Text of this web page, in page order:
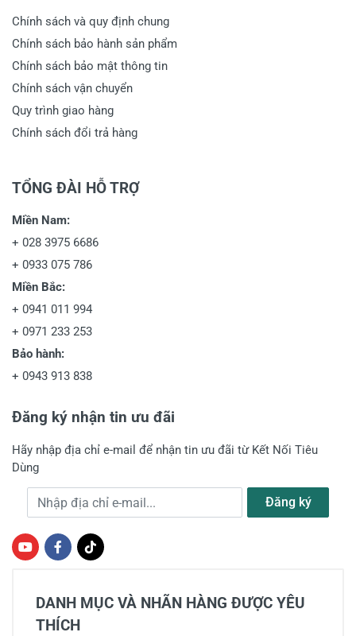
Chính sách và quy định chung
Chính sách bảo hành sản phẩm
Chính sách bảo mật thông tin
Chính sách vận chuyển
Quy trình giao hàng
Chính sách đổi trả hàng
TỔNG ĐÀI HỖ TRỢ
Miền Nam:
+ 028 3975 6686
+ 0933 075 786
Miền Bắc:
+ 0941 011 994
+ 0971 233 253
Bảo hành:
+ 0943 913 838
Đăng ký nhận tin ưu đãi
Hãy nhập địa chỉ e-mail để nhận tin ưu đãi từ Kết Nối Tiêu
Dùng
Địa chỉ e-mail Đăng ký
DANH MỤC VÀ NHÃN HÀNG ĐƯỢC YÊU
THÍCH